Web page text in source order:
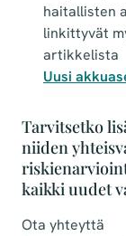
haitallisten
linkittyvät
artikkelista
Uusi
Tarvitsetko
niiden
kaikki uudet
Ota yhteyttä